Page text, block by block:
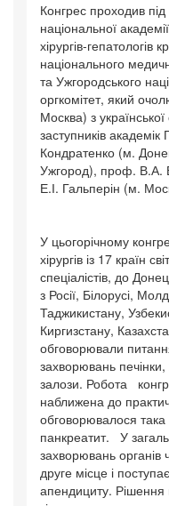
Конгрес проходив
національної
хірургів-
національного
та Ужгородського
оргкомітет, який
Москва) з
заступників
Кондратенко (м.
Ужгород), проф. В.А.
Е.І. Гальперін (м.
У цьогорічному
хірургів із 17 країн
спеціалістів, до
з Росії, Білорусі,
Таджикистану,
Киргизстану,
обговорювали
захворювань
залози. Робота
наближена до
обговорювалося
панкреатит. У
захворювань органів
друге місце і
апендициту. Рішення